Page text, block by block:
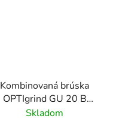
Kombinovaná brúska
OPTIgrind GU 20 B
(230 V)
Skladom